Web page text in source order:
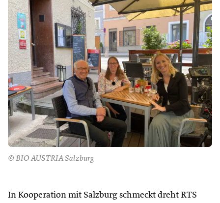
© BIO AUSTRIA Salzburg
In Kooperation mit Salzburg schmeckt dreht RTS